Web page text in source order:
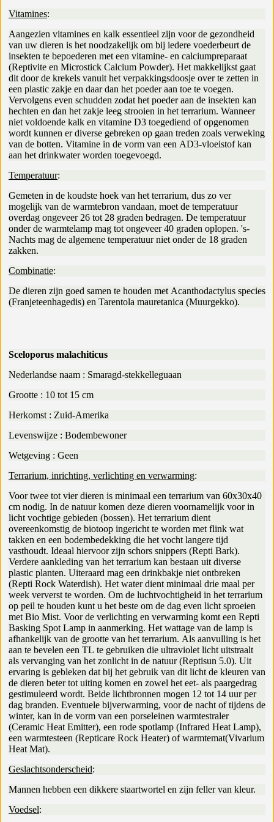
Vitamines:
Aangezien vitamines en kalk essentieel zijn voor de gezondheid
van uw dieren is het noodzakelijk om bij iedere voederbeurt de
insekten te bepoederen met een vitamine- en calciumpreparaat
(Reptivite en Microstick Calcium Powder). Het makkelijkst gaat
dit door de krekels vanuit het verpakkingsdoosje over te zetten in
een plastic zakje en daar dan het poeder aan toe te voegen.
Vervolgens even schudden zodat het poeder aan de insekten kan
hechten en dan het zakje leeg strooien in het terrarium. Wanneer
niet voldoende kalk en vitamine D3 toegediend of opgenomen
wordt kunnen er diverse gebreken op gaan treden zoals verweking
van de botten. Vitamine in de vorm van een AD3-vloeistof kan
aan het drinkwater worden toegevoegd.
Temperatuur:
Gemeten in de koudste hoek van het terrarium, dus zo ver
mogelijk van de warmtebron vandaan, moet de temperatuur
overdag ongeveer 26 tot 28 graden bedragen. De temperatuur
onder de warmtelamp mag tot ongeveer 40 graden oplopen. 's-
Nachts mag de algemene temperatuur niet onder de 18 graden
zakken.
Combinatie:
De dieren zijn goed samen te houden met Acanthodactylus species
(Franjeteenhagedis) en Tarentola mauretanica (Muurgekko).
Sceloporus malachiticus
Nederlandse naam : Smaragd-stekkelleguaan
Grootte : 10 tot 15 cm
Herkomst : Zuid-Amerika
Levenswijze : Bodembewoner
Wetgeving : Geen
Terrarium, inrichting, verlichting en verwarming:
Voor twee tot vier dieren is minimaal een terrarium van 60x30x40
cm nodig. In de natuur komen deze dieren voornamelijk voor in
licht vochtige gebieden (bossen). Het terrarium dient
overeenkomstig de biotoop ingericht te worden met flink wat
takken en een bodembedekking die het vocht langere tijd
vasthoudt. Ideaal hiervoor zijn schors snippers (Repti Bark).
Verdere aankleding van het terrarium kan bestaan uit diverse
plastic planten. Uiteraard mag een drinkbakje niet ontbreken
(Repti Rock Waterdish). Het water dient minimaal drie maal per
week ververst te worden. Om de luchtvochtigheid in het terrarium
op peil te houden kunt u het beste om de dag even licht sproeien
met Bio Mist. Voor de verlichting en verwarming komt een Repti
Basking Spot Lamp in aanmerking. Het wattage van de lamp is
afhankelijk van de grootte van het terrarium. Als aanvulling is het
aan te bevelen een TL te gebruiken die ultraviolet licht uitstraalt
als vervanging van het zonlicht in de natuur (Reptisun 5.0). Uit
ervaring is gebleken dat bij het gebruik van dit licht de kleuren van
de dieren beter tot uiting komen en zowel het eet- als paargedrag
gestimuleerd wordt. Beide lichtbronnen mogen 12 tot 14 uur per
dag branden. Eventuele bijverwarming, voor de nacht of tijdens de
winter, kan in de vorm van een porseleinen warmtestraler
(Ceramic Heat Emitter), een rode spotlamp (Infrared Heat Lamp),
een warmtesteen (Repticare Rock Heater) of warmtemat(Vivarium
Heat Mat).
Geslachtsonderscheid:
Mannen hebben een dikkere staartwortel en zijn feller van kleur.
Voedsel: